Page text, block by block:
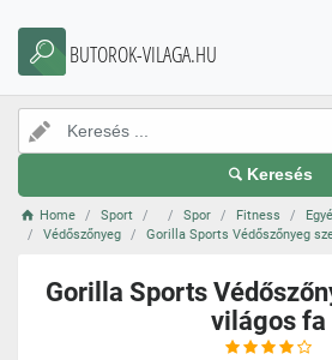
BUTOROK-VILAGA.HU
Keresés
Home Sport Spor Fitness
Védőszőnyeg
Gorilla Sports Védőszőnyeg
Gorilla Sports
világos fa